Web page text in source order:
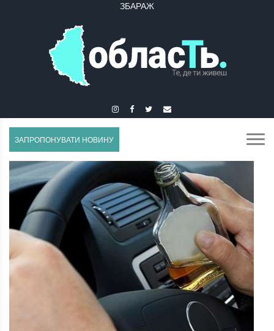
ЗБОРІВ
ЗАПРОПОНУВАТИ НОВИНУ